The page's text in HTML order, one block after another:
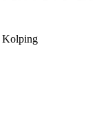
Kolping